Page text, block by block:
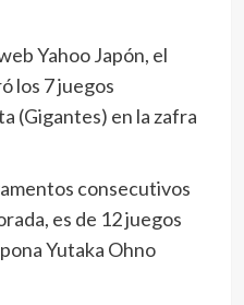
Yahoo Japón, el
los 7 juegos
(Gigantes) en la zafra
consecutivos
es de 12 juegos
Yutaka Ohno